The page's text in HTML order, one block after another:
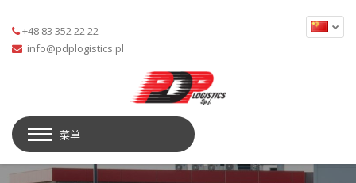
+48 83 352 22 22
菜单